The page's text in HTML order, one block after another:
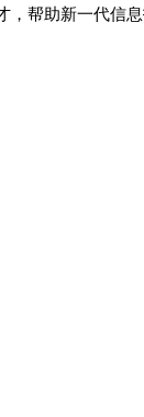
，帮助新一代信